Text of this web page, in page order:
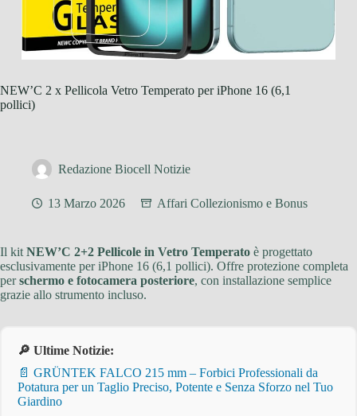
NEW’C 2 x Pellicola Vetro Temperato per iPhone 16 (6,1
pollici)
Redazione Biocell Notizie
13 Marzo 2026 Affari Collezionismo e Bonus
Il kit NEW’C 2+2 Pellicole in Vetro Temperato è progettato
esclusivamente per iPhone 16 (6,1 pollici). Offre protezione completa
perschermo e fotocamera posteriore, con installazione semplice
grazie allo strumento incluso.
🔎 Ultime Notizie:
📄 GRÜNTEK FALCO 215 mm – Forbici Professionali da
Potatura per un Taglio Preciso, Potente e Senza Sforzo nel Tuo
Giardino